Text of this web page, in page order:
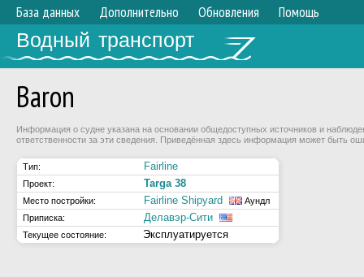
База данных Дополнительно Обновления Помощь
Водный транспорт
Baron
Информация о судне указана на основании общедоступных источников и
ответственности за эти сведения. Приведённая здесь информация может быть
Тип: Fairline
Проект: Targa 38
Место постройки: Fairline Shipyard
Аундл
Приписка:
Делавэр-Сити
Текущее состояние: Эксплуатируется